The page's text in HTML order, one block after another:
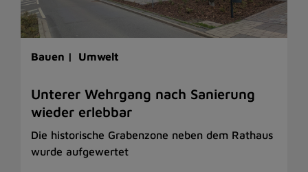
Bauen | Umwelt
Unterer Wehrgang nach Sanierung
wieder erlebbar
Die historische Grabenzone neben dem Rathaus
wurde aufgewertet